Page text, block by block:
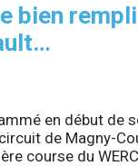
bien
en début de
de Magny-
course du